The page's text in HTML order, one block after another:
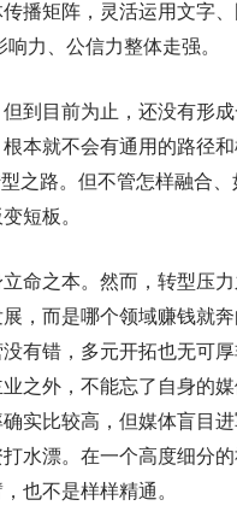
播矩阵，灵活运用文字
力、公信力整体走强。
到目前为止，还没有形成
本就不会有通用的路径
之路。但不管怎样融合、
短板。
命之本。然而，转型压力
，而是哪个领域赚钱就
有错，多元开拓也无可
之外，不能忘了自身的
实比较高，但媒体盲目
水漂。在一个高度细分
也不是样样精通。